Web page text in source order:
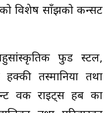
विशेष साँझको कन्सर्ट
फुड स्टल,
तस्मानिया तथा
वर्क राइट्स हब का